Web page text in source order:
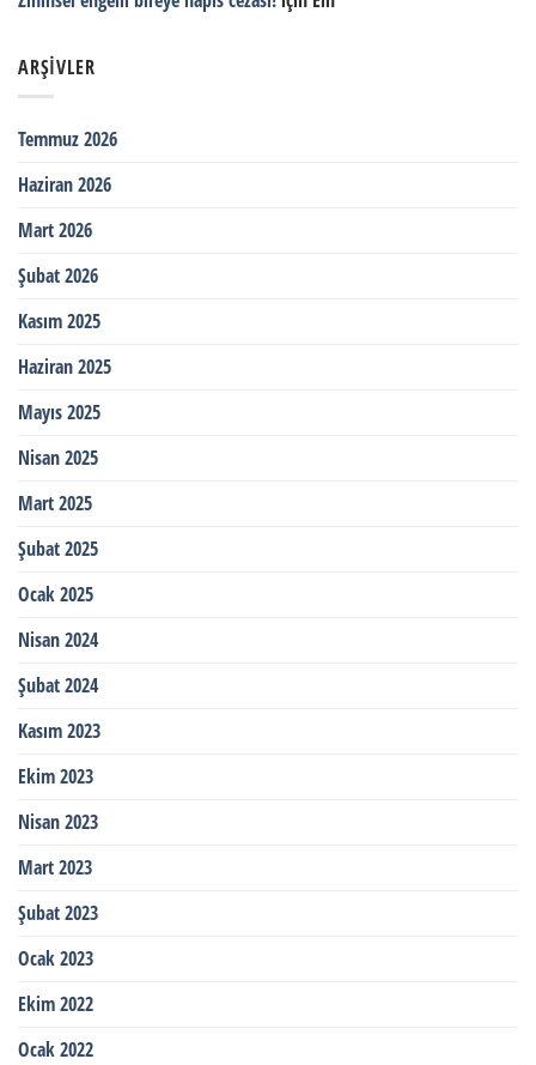
ARŞIVLER
Temmuz 2026
Haziran 2026
Mart 2026
Şubat 2026
Kasım 2025
Haziran 2025
Mayıs 2025
Nisan 2025
Mart 2025
Şubat 2025
Ocak 2025
Nisan 2024
Şubat 2024
Kasım 2023
Ekim 2023
Nisan 2023
Mart 2023
Şubat 2023
Ocak 2023
Ekim 2022
Ocak 2022